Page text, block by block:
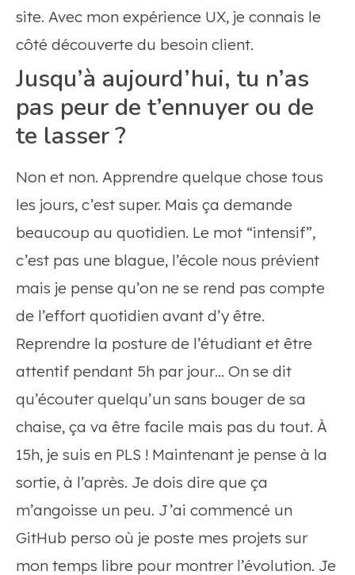
site. Avec mon expérience UX, je connais le
côté découverte du besoin client.
Jusqu’à aujourd’hui, tu n’as
pas peur de t’ennuyer ou de
te lasser ?
Non et non. Apprendre quelque chose tous
les jours, c’est super. Mais ça demande
beaucoup au quotidien. Le mot “intensif”,
c’est pas une blague, l’école nous prévient
mais je pense qu’on ne se rend pas compte
de l’effort quotidien avant d’y être.
Reprendre la posture de l’étudiant et être
attentif pendant 5h par jour… On se dit
qu’écouter quelqu’un sans bouger de sa
chaise, ça va être facile mais pas du tout. À
15h, je suis en PLS ! Maintenant je pense à la
sortie, à l’après. Je dois dire que ça
m’angoisse un peu. J’ai commencé un
GitHub perso où je poste mes projets sur
mon temps libre pour montrer l’évolution. Je